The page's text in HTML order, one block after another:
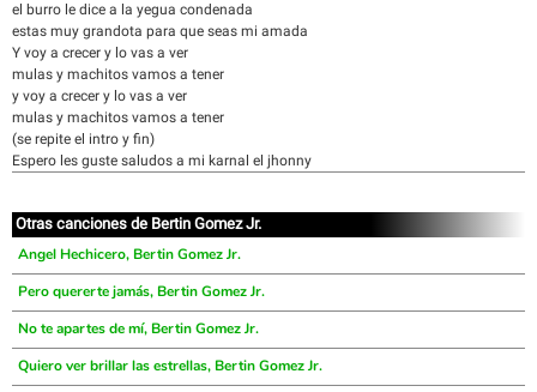
el burro le dice a la yegua condenada
estas muy grandota para que seas mi amada
Y voy a crecer y lo vas a ver
mulas y machitos vamos a tener
y voy a crecer y lo vas a ver
mulas y machitos vamos a tener
(se repite el intro y fin)
Espero les guste saludos a mi karnal el jhonny
Otras canciones de Bertin Gomez Jr.
Angel Hechicero, Bertin Gomez Jr.
Pero quererte jamás, Bertin Gomez Jr.
No te apartes de mí, Bertin Gomez Jr.
Quiero ver brillar las estrellas, Bertin Gomez Jr.